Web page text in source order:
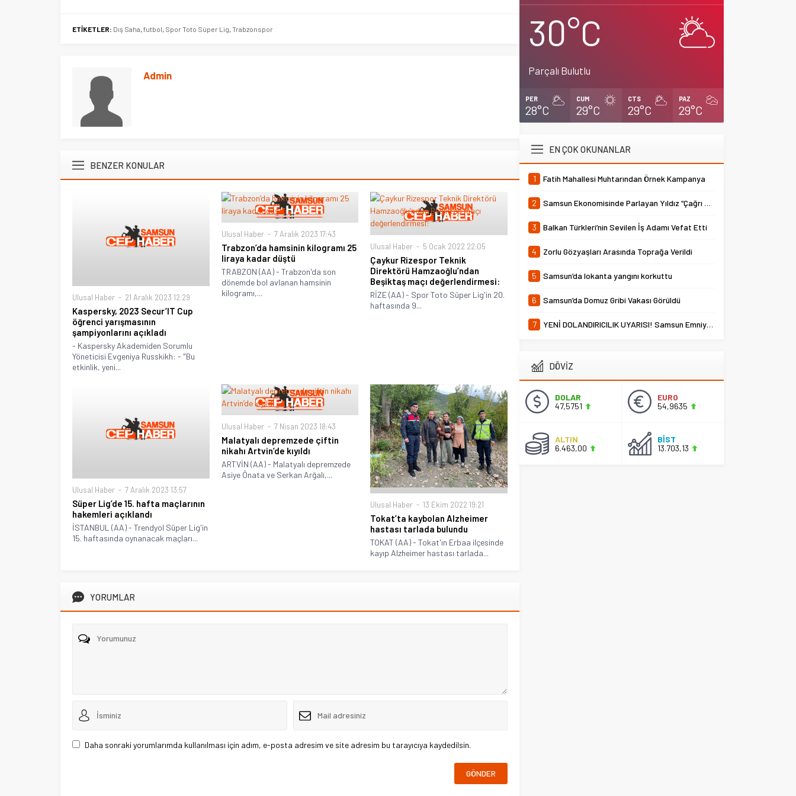
ETİKETLER: Dış Saha, futbol, Spor Toto Süper Lig, Trabzonspor
Admin
BENZER KONULAR
Ulusal Haber 21 Aralık 2023 12:29
Kaspersky, 2023 Secur’IT Cup
öğrenci yarışmasının
şampiyonlarını açıkladı
- Kaspersky Akademiden Sorumlu
Yöneticisi Evgeniya Russkikh: - "Bu
etkinlik, yeni...
Ulusal Haber 7 Aralık 2023 17:43
Trabzon’da hamsinin kilogramı 25
liraya kadar düştü
TRABZON (AA) - Trabzon'da son
dönemde bol avlanan hamsinin
kilogramı,...
Ulusal Haber 5 Ocak 2022 22:05
Çaykur Rizespor Teknik
Direktörü Hamzaoğlu’ndan
Beşiktaş maçı değerlendirmesi:
RİZE (AA) - Spor Toto Süper Lig'in 20.
haftasında 9...
Ulusal Haber 7 Aralık 2023 13:57
Süper Lig’de 15. hafta maçlarının
hakemleri açıklandı
İSTANBUL (AA) - Trendyol Süper Lig'in
15. haftasında oynanacak maçları...
Ulusal Haber 7 Nisan 2023 18:43
Malatyalı depremzede çiftin
nikahı Artvin’de kıyıldı
ARTVİN (AA) - Malatyalı depremzede
Asiye Önata ve Serkan Arğalı,...
Ulusal Haber 13 Ekim 2022 19:21
Tokat’ta kaybolan Alzheimer
hastası tarlada bulundu
TOKAT (AA) - Tokat'ın Erbaa ilçesinde
kayıp Alzheimer hastası tarlada...
YORUMLAR
Daha sonraki yorumlarımda kullanılması için adım, e-posta adresim ve site adresim bu tarayıcıya kaydedilsin.
30°C
Parçalı Bulutlu
PER
28°C
CUM
29°C
CTS
29°C
PAZ
29°C
EN ÇOK OKUNANLAR
1 Fatih Mahallesi Muhtarından Örnek Kampanya
2 Samsun Ekonomisinde Parlayan Yıldız “Çağrı Temper”
3 Balkan Türkleri’nin Sevilen İş Adamı Vefat Etti
4 Zorlu Gözyaşları Arasında Toprağa Verildi
5 Samsun’da lokanta yangını korkuttu
6 Samsun’da Domuz Gribi Vakası Görüldü
7 YENİ DOLANDIRICILIK UYARISI! Samsun Emniyet Müdürlüğü Uyardı
DÖVİZ
DOLAR
47,5751
EURO
54,9635
ALTIN
6.463,00
BİST
13.703,13